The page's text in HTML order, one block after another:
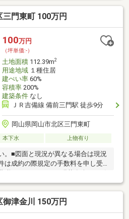
三門東町 100万円
100万円
（坪単価:-）
土地面積112.39m2
用途地域１種住居
建ぺい率60%
容積率200%
建築条件なし
ＪＲ吉備線 備前三門駅 徒歩9分
岡山県岡山市北区三門東町
本下水 上物有り
。■図面と現況が異なる場合は現況
は成約の際規定の手数料を申し受
)■売買金額は建物解体費用相当額
価0円にて取引。■建築基準法第43
り再建築できる可能性がありま
御津金川 150万円